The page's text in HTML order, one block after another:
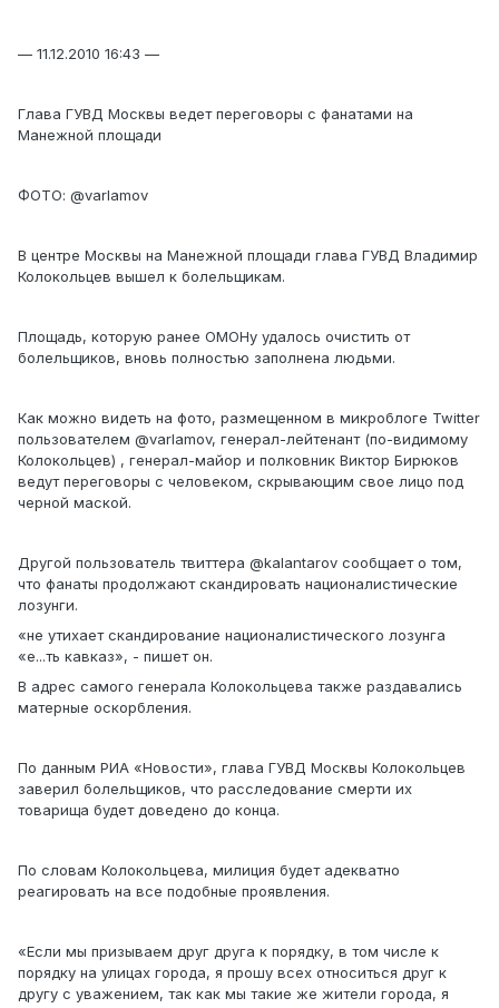
— 11.12.2010 16:43 —
Глава ГУВД Москвы ведет переговоры с фанатами на
Манежной площади
ФОТО: @varlamov
В центре Москвы на Манежной площади глава ГУВД Владимир
Колокольцев вышел к болельщикам.
Площадь, которую ранее ОМОНу удалось очистить от
болельщиков, вновь полностью заполнена людьми.
Как можно видеть на фото, размещенном в микроблоге Twitter
пользователем @varlamov, генерал-лейтенант (по-видимому
Колокольцев) , генерал-майор и полковник Виктор Бирюков
ведут переговоры с человеком, скрывающим свое лицо под
черной маской.
Другой пользователь твиттера @kalantarov сообщает о том,
что фанаты продолжают скандировать националистические
лозунги.
«не утихает скандирование националистического лозунга
«е...ть кавказ», - пишет он.
В адрес самого генерала Колокольцева также раздавались
матерные оскорбления.
По данным РИА «Новости», глава ГУВД Москвы Колокольцев
заверил болельщиков, что расследование смерти их
товарища будет доведено до конца.
По словам Колокольцева, милиция будет адекватно
реагировать на все подобные проявления.
«Если мы призываем друг друга к порядку, в том числе к
порядку на улицах города, я прошу всех относиться друг к
другу с уважением, так как мы такие же жители города, я